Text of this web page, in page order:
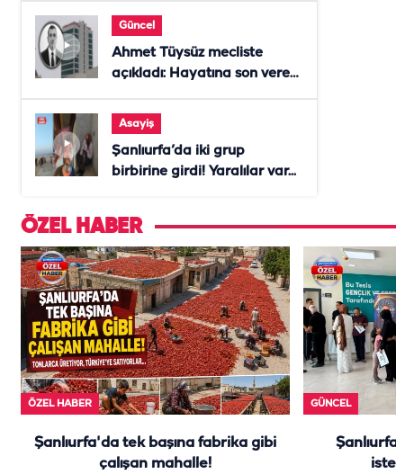
Güncel
Ahmet Tüysüz mecliste
açıkladı: Hayatına son veren
ölmezdim" notunu bıraktı
Asayiş
Şanlıurfa’da iki grup
birbirine girdi! Yaralılar var...
ÖZEL HABER
ÖZEL HABER
Şanlıurfa'da tek başına fabrika gibi
çalışan mahalle!
GÜNCEL